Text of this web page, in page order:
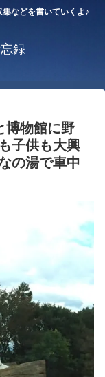
などを書いていくよ♪
録
博物館に野
子供も大興
の湯で車中